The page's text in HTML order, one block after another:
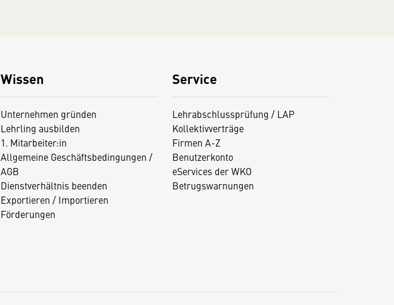
Wissen
Unternehmen gründen
Lehrling ausbilden
1. Mitarbeiter:in
Allgemeine Geschäftsbedingungen /
AGB
Dienstverhältnis beenden
Exportieren / Importieren
Förderungen
Service
Lehrabschlussprüfung / LAP
Kollektivverträge
Firmen A-Z
Benutzerkonto
eServices der WKO
Betrugswarnungen